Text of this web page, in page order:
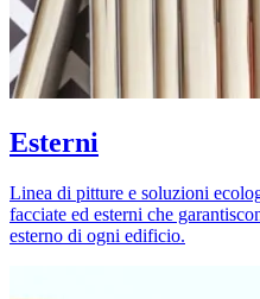
Esterni
Linea di pitture e soluzioni
facciate ed esterni che
esterno di ogni edificio.